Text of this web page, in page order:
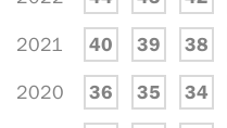
2021 40 39 38
2020 36 35 34